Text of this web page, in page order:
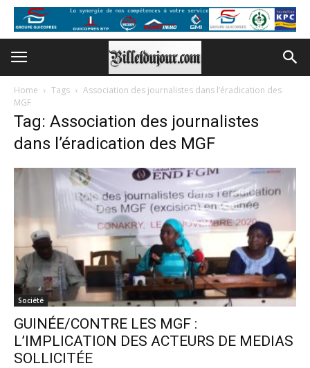
Home Tags
Association des journalistes dans l’éradication des
MGF
Tag: Association des journalistes
dans l’éradication des MGF
Société
GUINÉE/CONTRE LES MGF :
L’IMPLICATION DES ACTEURS DE MEDIAS
SOLLICITÉE